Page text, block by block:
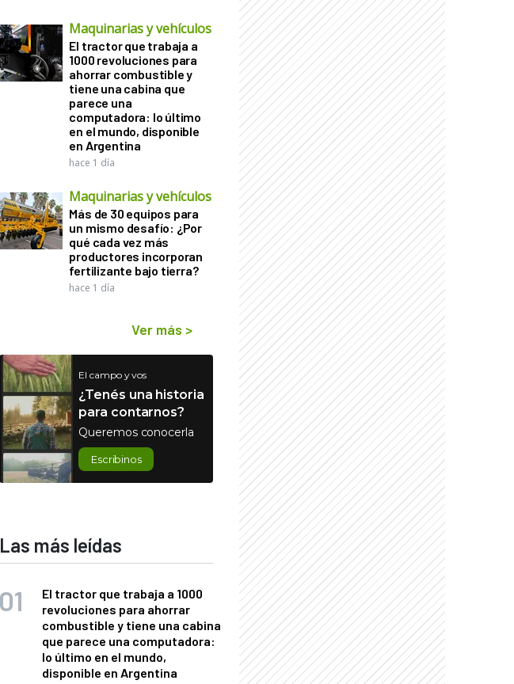
Maquinarias y vehículos
El tractor que trabaja a
1000 revoluciones para
ahorrar combustible y
tiene una cabina que
parece una
computadora: lo último
en el mundo, disponible
en Argentina
hace 1 día
Maquinarias y vehículos
Más de 30 equipos para
un mismo desafío: ¿Por
qué cada vez más
productores incorporan
fertilizante bajo tierra?
hace 1 día
Ver más >
El campo y vos
¿Tenés una historia
para contarnos?
Queremos conocerla
Escribinos
Las más leídas
El tractor que trabaja a 1000
revoluciones para ahorrar
combustible y tiene una cabina
que parece una computadora:
lo último en el mundo,
disponible en Argentina